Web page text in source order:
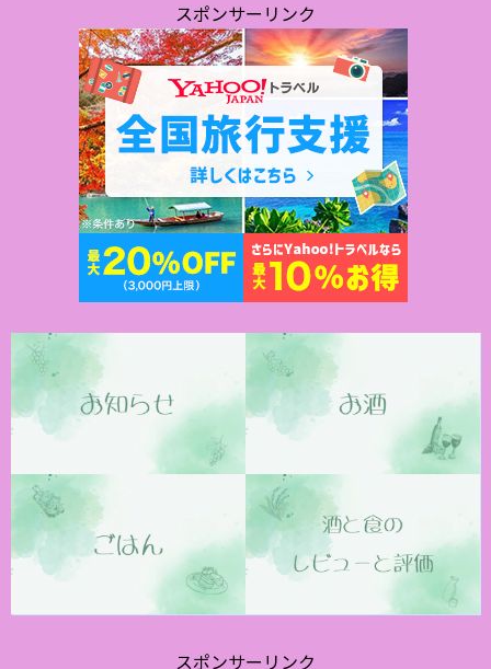
スポンサーリンク
スポンサーリンク